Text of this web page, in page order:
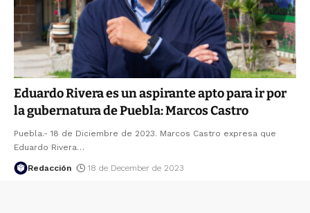
Eduardo Rivera es un aspirante apto para ir por
la gubernatura de Puebla: Marcos Castro
Puebla.- 18 de Diciembre de 2023. Marcos Castro expresa que
Eduardo Rivera…
Redacción 18 de December de 2023